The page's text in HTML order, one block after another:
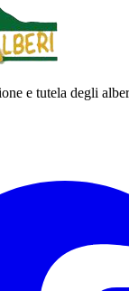
e tutela degli